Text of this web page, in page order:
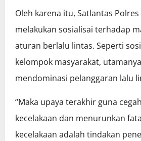
Oleh karena itu, Satlantas
melakukan sosialisai terhadap
aturan berlalu lintas. Seperti
kelompok masyarakat,
mendominasi pelanggaran lalu
“Maka upaya terakhir guna
kecelakaan dan menurunkan
kecelakaan adalah tindakan